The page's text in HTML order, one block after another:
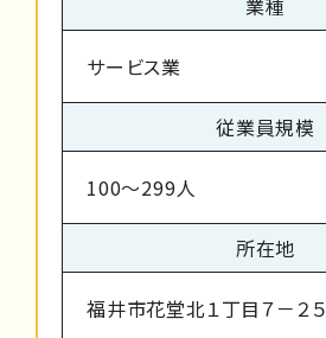
サービス業
従業員規模
100～299人
所在地
福井市花堂北１丁目７－２５